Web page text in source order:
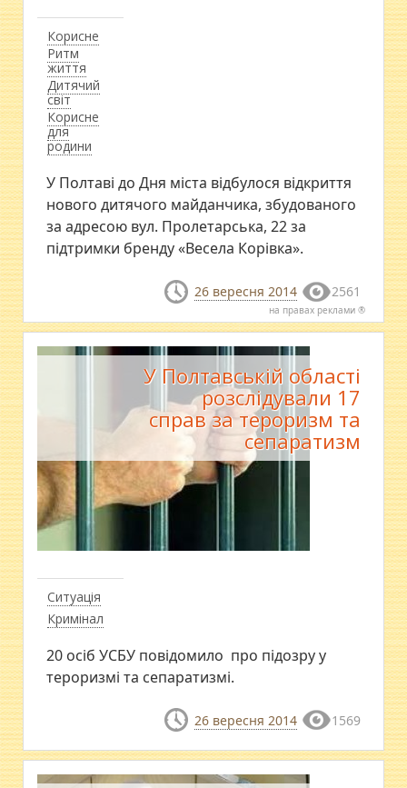
Корисне
Ритм
життя
Дитячий
світ
Корисне
для
родини
У Полтаві до Дня міста відбулося відкриття
нового дитячого майданчика, збудованого
за адресою вул. Пролетарська, 22 за
підтримки бренду «Весела Корівка».
26 вересня 2014 2561
на правах реклами ®
Ситуація
Кримінал
У Полтавській області
розслідували 17
справ за тероризм та
сепаратизм
​20 осіб УСБУ повідомило про підозру у
тероризмі та сепаратизмі.
26 вересня 2014 1569